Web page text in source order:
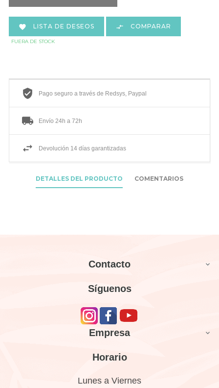
 LISTA DE DESEOS  COMPARAR
FUERA DE STOCK
Pago seguro a través de Redsys, Paypal
Envío 24h a 72h
Devolución 14 días garantizadas
DETALLES DEL PRODUCTO COMENTARIOS
Contacto 
Síguenos
Empresa 
Horario
Lunes a Viernes